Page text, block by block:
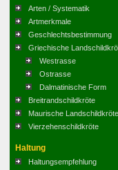
Arten / Systematik
Artmerkmale
Geschlechtsbestimmung
Griechische
Westrasse
Ostrasse
Dalmatinische Form
Breitrandschildkröte
Maurische Landschildkröte
Vierzehenschildkröte
Haltung
Haltungsempfehlung